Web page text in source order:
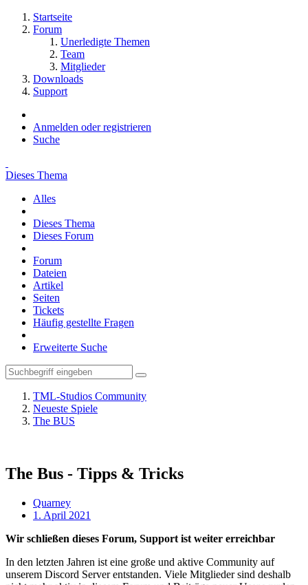
Startseite
Forum
Unerledigte Themen
Team
Mitglieder
Downloads
Support
Anmelden oder registrieren
Suche
Dieses Thema
Alles
Dieses Thema
Dieses Forum
Forum
Dateien
Artikel
Seiten
Tickets
Häufig gestellte Fragen
Erweiterte Suche
TML-Studios Community
Neueste Spiele
The BUS
The Bus - Tipps & Tricks
Quarney
1. April 2021
Wir schließen dieses Forum, Support ist weiter erreichbar
In den letzten Jahren ist eine große und aktive Community auf
unserem Discord Server entstanden. Viele Mitglieder sind deshalb